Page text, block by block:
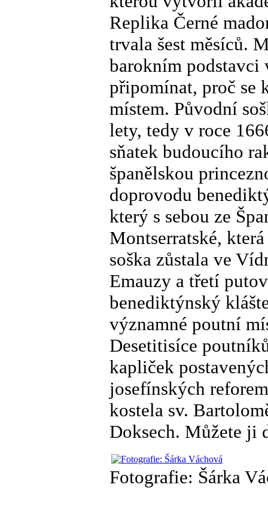
Replika Černé
trvala šest měsíců.
barokním podstavci
připomínat, proč se
místem. Původní
lety, tedy v roce
sňatek budoucího
španělskou
doprovodu
který s sebou ze
Montserratské,
soška zůstala ve
Emauzy a třetí
benediktýnský
významné poutní
Desetitisíce
kapliček
josefínských
kostela sv.
Doksech. Můžete ji
Fotografie: Šárka